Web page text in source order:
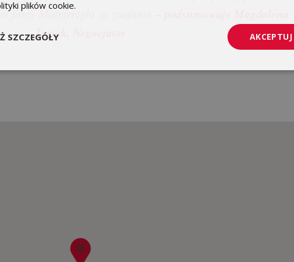
firmy Mainfreight za zaufanie
Taciak, Negocjator
plików cookie.
SZCZEGÓŁY